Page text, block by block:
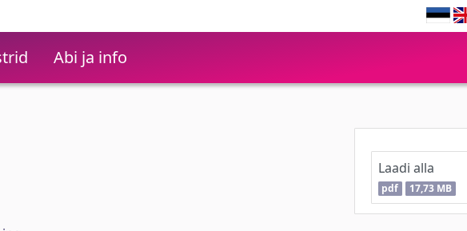
Abi ja info
Laadi alla
pdf 17,73 MB